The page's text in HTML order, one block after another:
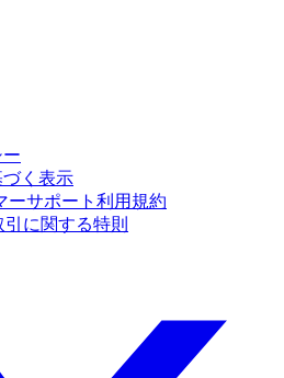
く表示
ーサポート利用規約
に関する特則